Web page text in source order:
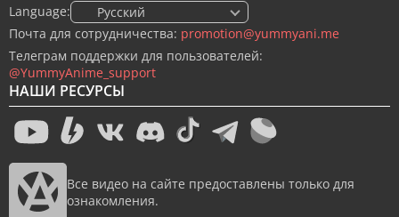
НАШИ РЕСУРСЫ
Все видео на сайте предоставлены только для
ознакомления.
Language:
🇷🇺 Русский
Почта для сотрудничества: promotion@yummyani.me
Телеграм поддержки для пользователей:
@YummyAnime_support